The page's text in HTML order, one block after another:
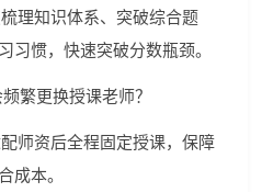
理知识体系、突破综合题
习惯，快速突破分数瓶颈。
繁更换授课老师？
师资后全程固定授课，保障
成本。